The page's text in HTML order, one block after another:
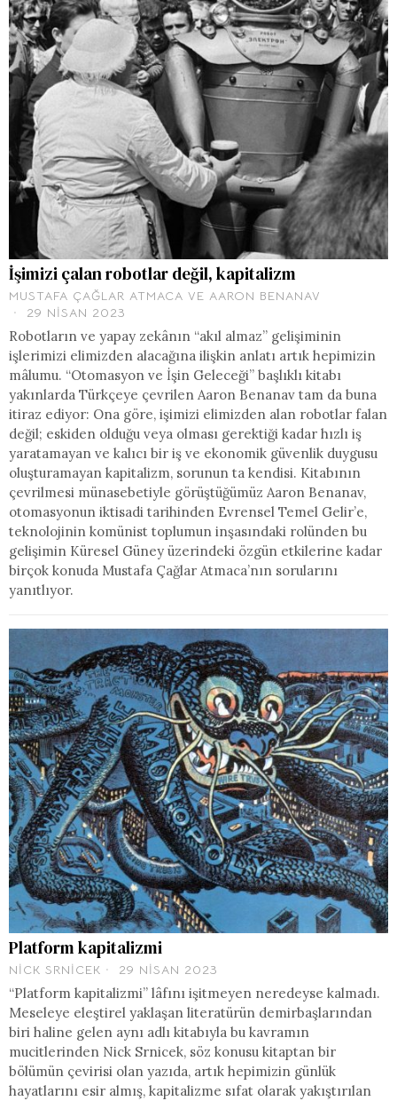
İşimizi çalan robotlar değil, kapitalizm
MUSTAFA ÇAĞLAR ATMACA VE AARON BENANAV
29 NISAN 2023
Robotların ve yapay zekânın “akıl almaz” gelişiminin
işlerimizi elimizden alacağına ilişkin anlatı artık hepimizin
mâlumu. “Otomasyon ve İşin Geleceği” başlıklı kitabı
yakınlarda Türkçeye çevrilen Aaron Benanav tam da buna
itiraz ediyor: Ona göre, işimizi elimizden alan robotlar falan
değil; eskiden olduğu veya olması gerektiği kadar hızlı iş
yaratamayan ve kalıcı bir iş ve ekonomik güvenlik duygusu
oluşturamayan kapitalizm, sorunun ta kendisi. Kitabının
çevrilmesi münasebetiyle görüştüğümüz Aaron Benanav,
otomasyonun iktisadi tarihinden Evrensel Temel Gelir’e,
teknolojinin komünist toplumun inşasındaki rolünden bu
gelişimin Küresel Güney üzerindeki özgün etkilerine kadar
birçok konuda Mustafa Çağlar Atmaca’nın sorularını
yanıtlıyor.
Platform kapitalizmi
NICK SRNICEK 29 NISAN 2023
“Platform kapitalizmi” lâfını işitmeyen neredeyse kalmadı.
Meseleye eleştirel yaklaşan literatürün demirbaşlarından
biri haline gelen aynı adlı kitabıyla bu kavramın
mucitlerinden Nick Srnicek, söz konusu kitaptan bir
bölümün çevirisi olan yazıda, artık hepimizin günlük
hayatlarını esir almış, kapitalizme sıfat olarak yakıştırılan